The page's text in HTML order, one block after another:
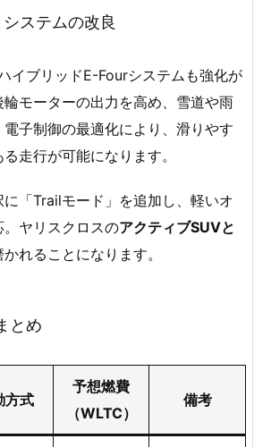
ステムの改良
イブリッドE-Fourシステムも強化が
モーターの出力を高め、雪道や雨
子制御の最適化により、滑りやす
走行が可能になります。
「Trailモード」を追加し、軽いオ
ヤリスクロスのアクティブSUVと
れることになります。
とめ
方式
予想燃費
（WLTC）
備考